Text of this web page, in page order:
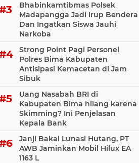
Bhabinkamtibmas Polsek
Madapangga Jadi Irup Bendera
Dan Ingatkan Siswa Jauhi
Narkoba
Strong Point Pagi Personel
Polres Bima Kabupaten
Antisipasi Kemacetan di Jam
Sibuk
Uang Nasabah BRI di
Kabupaten Bima hilang karena
Skimming? Ini Penjelasan
Kepala Bank
Janji Bakal Lunasi Hutang, PT
AWB Jaminkan Mobil Hilux EA
1163 L